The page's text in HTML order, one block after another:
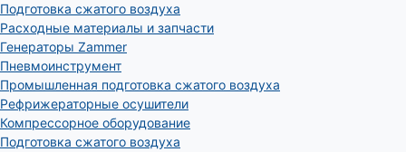
Подготовка сжатого воздуха
Расходные материалы и запчасти
Генераторы Zammer
Пневмоинструмент
Промышленная подготовка сжатого воздуха
Рефрижераторные осушители
Компрессорное оборудование
Подготовка сжатого воздуха